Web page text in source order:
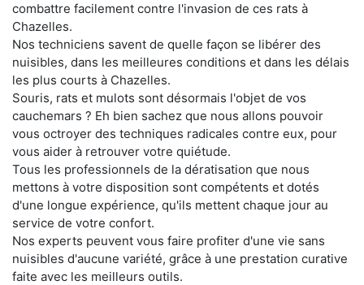
combattre facilement contre l'invasion de ces rats à
Chazelles.
Nos techniciens savent de quelle façon se libérer des
nuisibles, dans les meilleures conditions et dans les délais
les plus courts à Chazelles.
Souris, rats et mulots sont désormais l'objet de vos
cauchemars ? Eh bien sachez que nous allons pouvoir
vous octroyer des techniques radicales contre eux, pour
vous aider à retrouver votre quiétude.
Tous les professionnels de la dératisation que nous
mettons à votre disposition sont compétents et dotés
d'une longue expérience, qu'ils mettent chaque jour au
service de votre confort.
Nos experts peuvent vous faire profiter d'une vie sans
nuisibles d'aucune variété, grâce à une prestation curative
faite avec les meilleurs outils.